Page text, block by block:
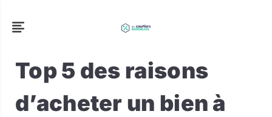
Top 5 des raisons
d’acheter un bien à